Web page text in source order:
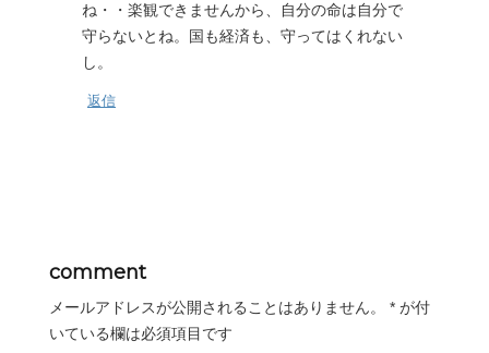
ね・・楽観できませんから、自分の命は自分で
守らないとね。国も経済も、守ってはくれない
し。
返信
comment
メールアドレスが公開されることはありません。 * が付
いている欄は必須項目です